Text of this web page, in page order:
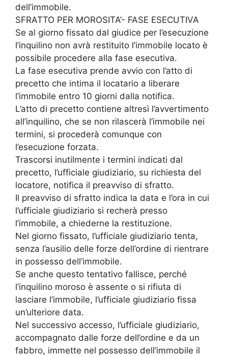
dell’immobile.
SFRATTO PER MOROSITA’- FASE ESECUTIVA
Se al giorno fissato dal giudice per l’esecuzione
l’inquilino non avrà restituito l’immobile locato è
possibile procedere alla fase esecutiva.
La fase esecutiva prende avvio con l’atto di
precetto che intima il locatario a liberare
l’immobile entro 10 giorni dalla notifica.
L’atto di precetto contiene altresì l’avvertimento
all’inquilino, che se non rilascerà l’immobile nei
termini, si procederà comunque con
l’esecuzione forzata.
Trascorsi inutilmente i termini indicati dal
precetto, l’ufficiale giudiziario, su richiesta del
locatore, notifica il preavviso di sfratto.
Il preavviso di sfratto indica la data e l’ora in cui
l’ufficiale giudiziario si recherà presso
l’immobile, a chiederne la restituzione.
Nel giorno fissato, l’ufficiale giudiziario tenta,
senza l’ausilio delle forze dell’ordine di rientrare
in possesso dell’immobile.
Se anche questo tentativo fallisce, perché
l’inquilino moroso è assente o si rifiuta di
lasciare l’immobile, l’ufficiale giudiziario fissa
un’ulteriore data.
Nel successivo accesso, l’ufficiale giudiziario,
accompagnato dalle forze dell’ordine e da un
fabbro, immette nel possesso dell’immobile il